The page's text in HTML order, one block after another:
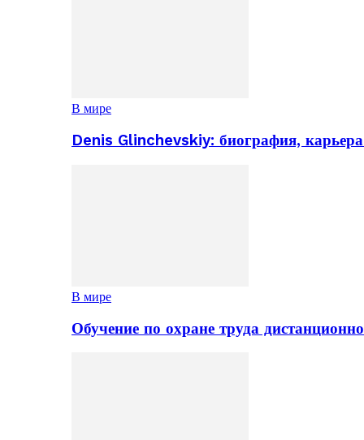
В мире
Denis Glinchevskiy: биография,
В мире
Обучение по охране труда